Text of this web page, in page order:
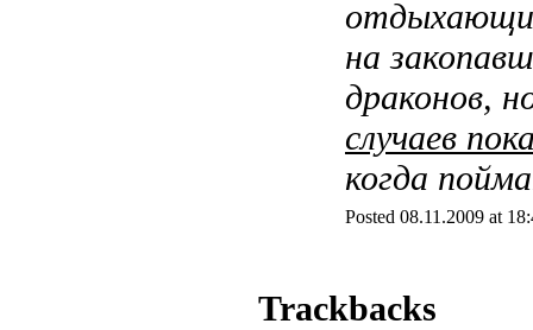
на
драконов,
случаев
когда
Posted 08.11.2009 at
Trackbacks